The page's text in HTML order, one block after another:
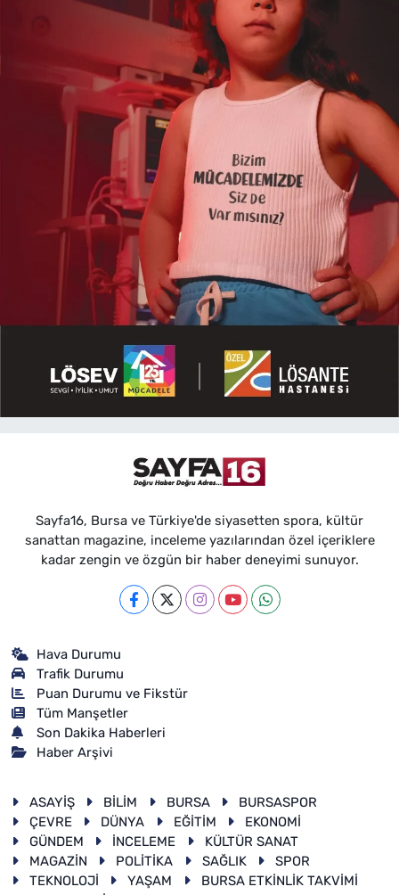
Sayfa16, Bursa ve Türkiye'de siyasetten spora, kültür
sanattan magazine, inceleme yazılarından özel içeriklere
kadar zengin ve özgün bir haber deneyimi sunuyor.
Hava Durumu
Trafik Durumu
Puan Durumu ve Fikstür
Tüm Manşetler
Son Dakika Haberleri
Haber Arşivi
ASAYİŞ BİLİM BURSA
BURSASPOR
ÇEVRE
DÜNYA EĞİTİM
EKONOMİ
GÜNDEM
İNCELEME
KÜLTÜR SANAT
MAGAZİN
POLİTİKA SAĞLIK
SPOR
TEKNOLOJİ
YAŞAM
BURSA ETKİNLİK TAKVİMİ